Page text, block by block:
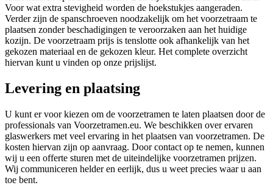
Voor wat extra stevigheid worden de hoekstukjes aangeraden.
Verder zijn de spanschroeven noodzakelijk om het voorzetraam te
plaatsen zonder beschadigingen te veroorzaken aan het huidige
kozijn. De voorzetraam prijs is tenslotte ook afhankelijk van het
gekozen materiaal en de gekozen kleur. Het complete overzicht
hiervan kunt u vinden op onze prijslijst.
Levering en plaatsing
U kunt er voor kiezen om de voorzetramen te laten plaatsen door de
professionals van Voorzetramen.eu. We beschikken over ervaren
glaswerkers met veel ervaring in het plaatsen van voorzetramen. De
kosten hiervan zijn op aanvraag. Door contact op te nemen, kunnen
wij u een offerte sturen met de uiteindelijke voorzetramen prijzen.
Wij communiceren helder en eerlijk, dus u weet precies waar u aan
toe bent.